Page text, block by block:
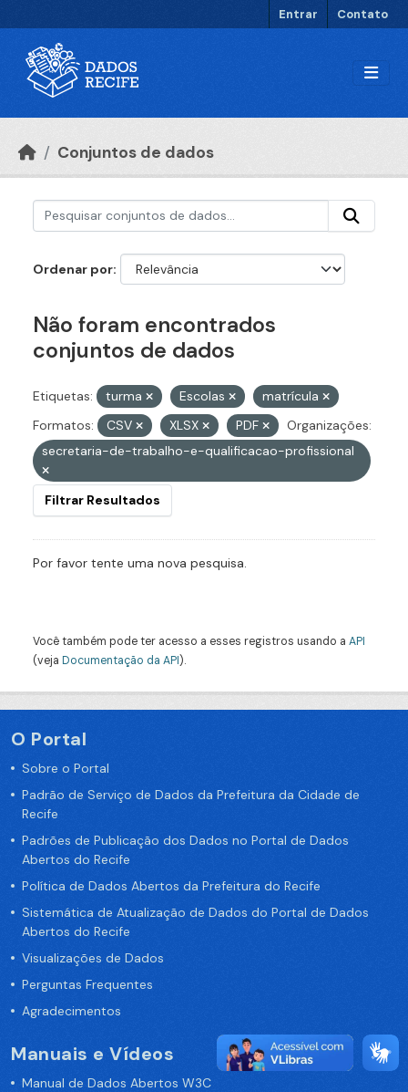
Entrar Contato
Conjuntos de dados
Ordenar por
Não foram encontrados
conjuntos de dados
Etiquetas: turma Escolas
matrícula
Formatos:
CSV XLSX PDF
Organizações:
secretaria-de-trabalho-e-qualificacao-profissional
Filtrar Resultados
Por favor tente uma nova pesquisa.
Você também pode ter acesso a esses registros usando a API
(veja Documentação da API).
O Portal
Sobre o Portal
Padrão de Serviço de Dados da Prefeitura da Cidade de
Recife
Padrões de Publicação dos Dados no Portal de Dados
Abertos do Recife
Política de Dados Abertos da Prefeitura do Recife
Sistemática de Atualização de Dados do Portal de Dados
Abertos do Recife
Visualizações de Dados
Perguntas Frequentes
Agradecimentos
Manuais e Vídeos
Manual de Dados Abertos W3C